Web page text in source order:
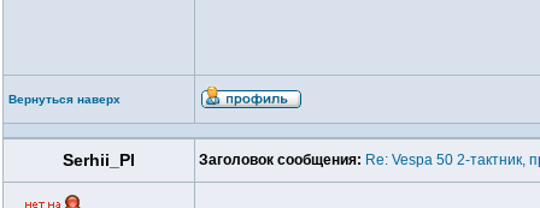
Вернуться наверх
Serhii_Pl Заголовок сообщения: Re: Vespa 50 2-тактник,